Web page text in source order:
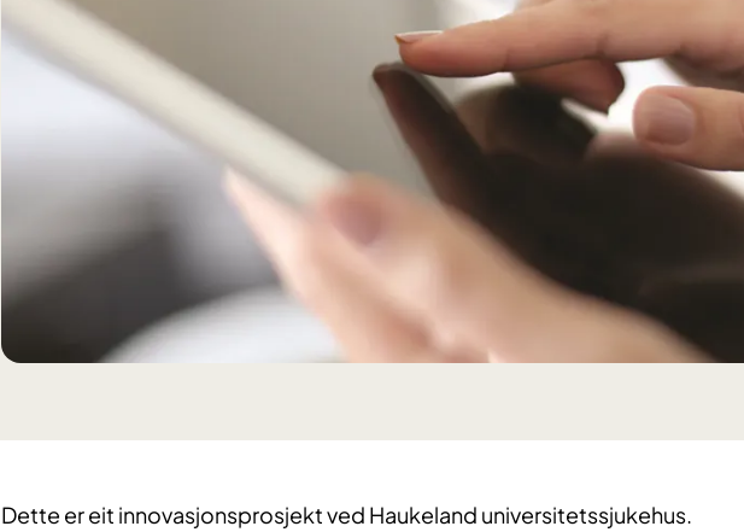
​Dette er eit innovasjonsprosjekt ved Haukeland universitetssjukehus.